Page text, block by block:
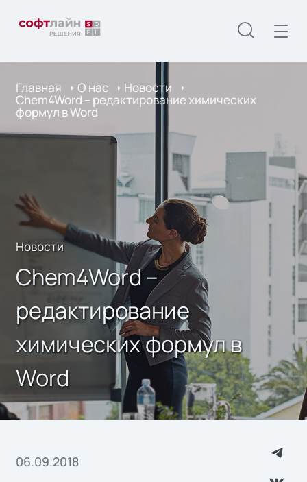
Главная О нас Новости
Chem4Word – редактирование химических
формул в Word
Новости
Chem4Word –
редактирование
химических формул в
Word
06.09.2018